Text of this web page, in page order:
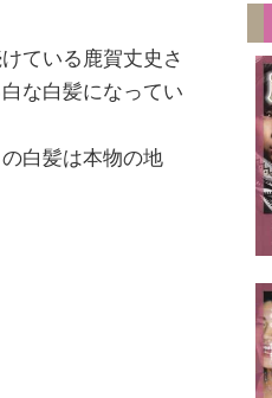
ている鹿賀丈史さ
な白髪になってい
白髪は本物の地